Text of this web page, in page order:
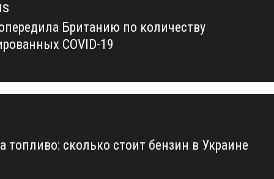
Британию по количеству
COVID-19
топливо: сколько стоит бензин в Украине